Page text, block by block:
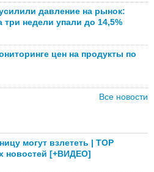
давление на рынок:
три недели упали до 14,5%
цен на продукты по
Все новости
могут взлететь | TOP
новостей [+ВИДЕО]